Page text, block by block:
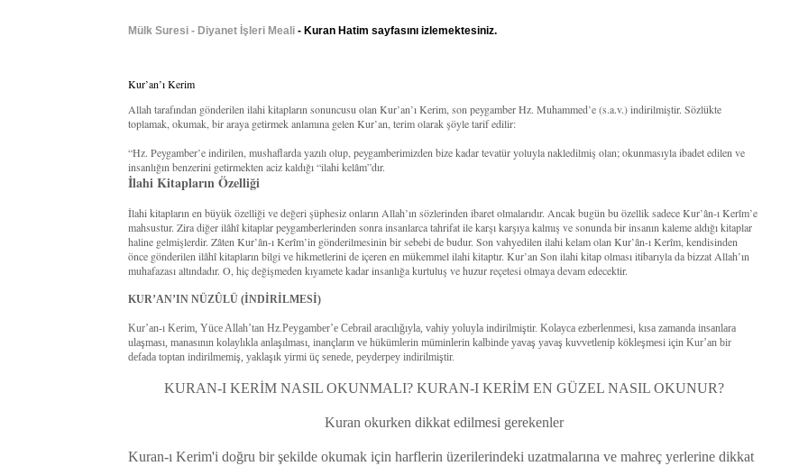
Mülk Suresi - Diyanet İşleri Meali - Kuran Hatim sayfasını izlemektesiniz.
Kur’an’ı Kerim
Allah tarafından gönderilen ilahi kitapların sonuncusu olan Kur’an’ı Kerim, son peygamber Hz. Muhammed’e (s.a.v.) indirilmiştir. Sözlükte
toplamak, okumak, bir araya getirmek anlamına gelen Kur’an, terim olarak şöyle tarif edilir:
“Hz. Peygamber’e indirilen, mushaflarda yazılı olup, peygamberimizden bize kadar tevatür yoluyla nakledilmiş olan; okunmasıyla ibadet edilen ve
insanlığın benzerini getirmekten aciz kaldığı “ilahi kelâm”dır.
İlahi Kitapların Özelliği
İlahi kitapların en büyük özelliği ve değeri şüphesiz onların Allah’ın sözlerinden ibaret olmalarıdır. Ancak bugün bu özellik sadece Kur’ân-ı Kerîm’e
mahsustur. Zira diğer ilâhî kitaplar peygamberlerinden sonra insanlarca tahrifat ile karşı karşıya kalmış ve sonunda bir insanın kaleme aldığı kitaplar
haline gelmişlerdir. Zâten Kur’ân-ı Kerîm’in gönderilmesinin bir sebebi de budur. Son vahyedilen ilahi kelam olan Kur’ân-ı Kerîm, kendisinden
önce gönderilen ilâhî kitapların bilgi ve hikmetlerini de içeren en mükemmel ilahi kitaptır. Kur’an Son ilahi kitap olması itibarıyla da bizzat Allah’ın
muhafazası altındadır. O, hiç değişmeden kıyamete kadar insanlığa kurtuluş ve huzur reçetesi olmaya devam edecektir.
KUR’AN’IN NÜZÛLÜ (İNDİRİLMESİ)
Kur’an-ı Kerim, Yüce Allah’tan Hz.Peygamber’e Cebrail aracılığıyla, vahiy yoluyla indirilmiştir. Kolayca ezberlenmesi, kısa zamanda insanlara
ulaşması, manasının kolaylıkla anlaşılması, inançların ve hükümlerin müminlerin kalbinde yavaş yavaş kuvvetlenip kökleşmesi için Kur’an bir
defada toptan indirilmemiş, yaklaşık yirmi üç senede, peyderpey indirilmiştir.
KURAN-I KERİM NASIL OKUNMALI? KURAN-I KERİM EN GÜZEL NASIL OKUNUR?
Kuran okurken dikkat edilmesi gerekenler
Kuran-ı Kerim'i doğru bir şekilde okumak için harflerin üzerilerindeki uzatmalarına ve mahreç yerlerine dikkat